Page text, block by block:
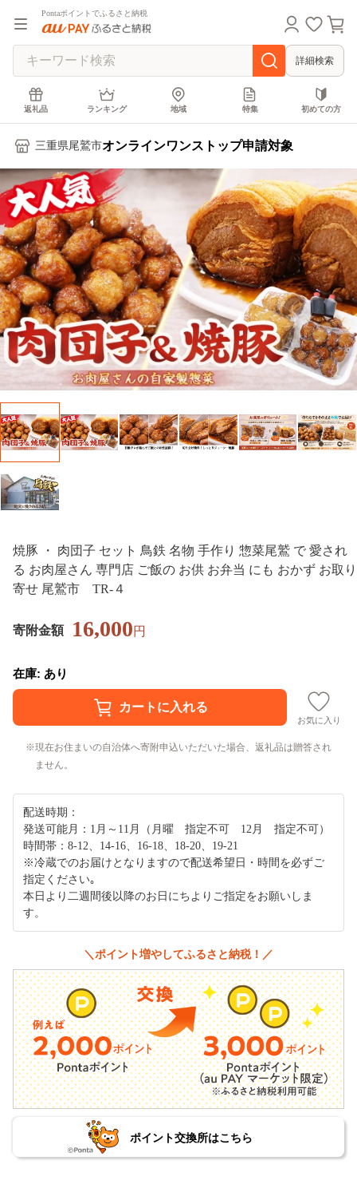
Pontaポイントでふるさと納税
詳細検索
返礼品 ランキング 地域 特集 初めての方
三重県尾鷲市オンラインワンストップ申請対象
焼豚 ・ 肉団子 セット 鳥鉄 名物 手作り 惣菜尾鷲 で 愛され
る お肉屋さん 専門店 ご飯の お供 お弁当 にも おかず お取り
寄せ 尾鷲市 TR-４
寄附金額 16,000円
在庫: あり
お気に入り
現在お住まいの自治体へ寄附申込いただいた場合、返礼品は贈答され
ません。
配送時期：
発送可能月：1月～11月（月曜 指定不可 12月 指定不可）
時間帯：8-12、14-16、16-18、18-20、19-21
※冷蔵でのお届けとなりますので配送希望日・時間を必ずご
指定ください｡
本日より二週間後以降のお日にちよりご指定をお願いしま
す。
＼ポイント増やしてふるさと納税！／
ポイント交換所はこちら